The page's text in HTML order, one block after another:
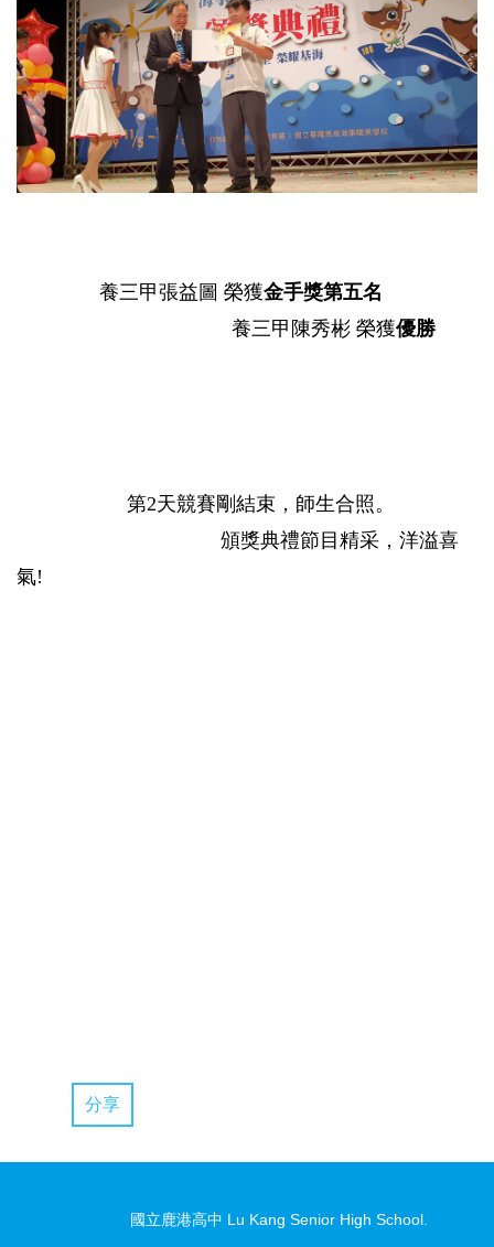
養三甲張益圖 榮獲金手獎第五名
養三甲陳秀彬 榮獲優勝
第2天競賽剛結束，師生合照。
頒獎典禮節目精采，洋溢喜
氣!
分享
國立鹿港高中 Lu Kang Senior High School.